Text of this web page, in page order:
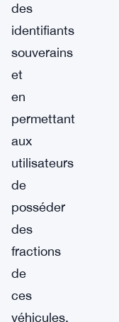
des
identifiants
souverains
et
en
permettant
aux
utilisateurs
de
posséder
des
fractions
de
ces
véhicules.